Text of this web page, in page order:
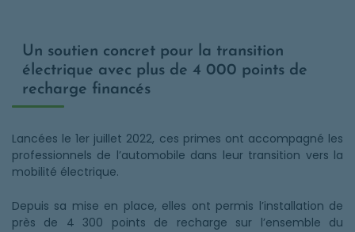
Un soutien concret pour la transition
électrique avec plus de 4 000 points de
recharge financés
Lancées le 1er juillet 2022, ces primes ont accompagné les
professionnels de l’automobile dans leur transition vers la
mobilité électrique.
Depuis sa mise en place, elles ont permis l’installation de
près de 4 300 points de recharge sur l’ensemble du